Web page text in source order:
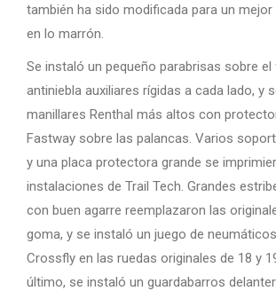
también ha sido modificada para un
en lo marrón.
Se instaló un pequeño parabrisas sobre
antiniebla auxiliares rígidas a cada lado, y
manillares Renthal más altos con
Fastway sobre las palancas. Varios
y una placa protectora grande se
instalaciones de Trail Tech. Grandes
con buen agarre reemplazaron las
goma, y ​​se instaló un juego de
Crossfly en las ruedas originales de 18 y
último, se instaló un guardabarros